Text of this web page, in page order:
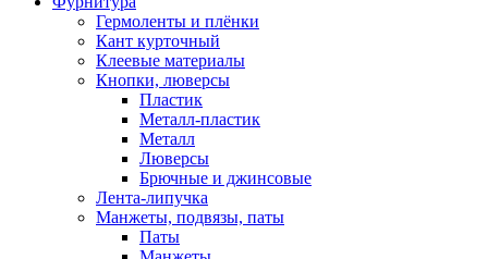
Гермоленты и плёнки
Кант курточный
Клеевые материалы
Кнопки, люверсы
Пластик
Металл-пластик
Металл
Люверсы
Брючные и джинсовые
Лента-липучка
Манжеты, подвязы, паты
Паты